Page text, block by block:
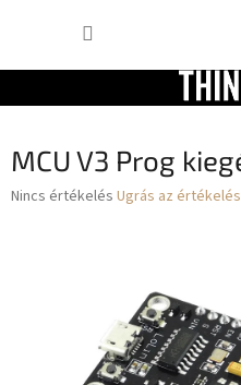
tartalomhoz
MCU V3 Prog
A
Nincs értékelés Ugrás az